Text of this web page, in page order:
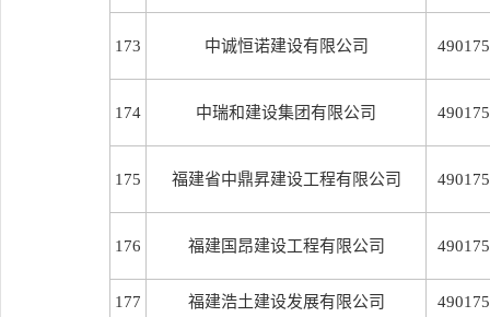
173 中诚恒诺建设有限公司
174 中瑞和建设集团有限公司
175 福建省中鼎昇建设工程有限公司
176 福建国昂建设工程有限公司
177 福建浩土建设发展有限公司